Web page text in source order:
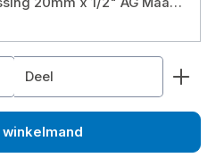
Voer de gewenste
Deel
winkelmand